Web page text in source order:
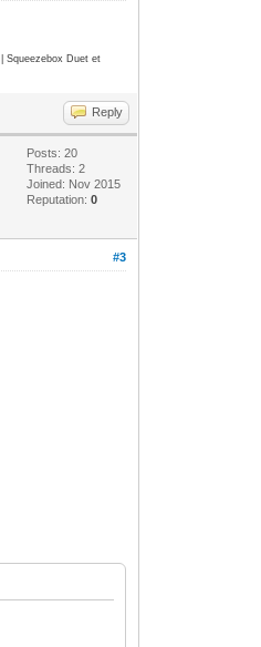
Squeezebox Duet et
Reply
Posts: 20
Threads: 2
Joined: Nov 2015
Reputation:0
#3